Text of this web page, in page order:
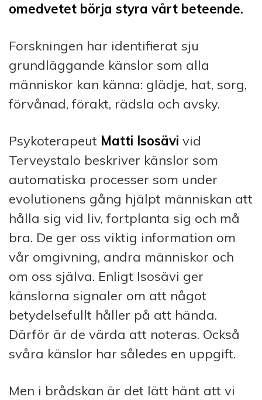
omedvetet börja styra vårt beteende.
Forskningen har identifierat sju
grundläggande känslor som alla
människor kan känna: glädje, hat, sorg,
förvånad, förakt, rädsla och avsky.
Psykoterapeut Matti Isosävi vid
Terveystalo beskriver känslor som
automatiska processer som under
evolutionens gång hjälpt människan att
hålla sig vid liv, fortplanta sig och må
bra. De ger oss viktig information om
vår omgivning, andra människor och
om oss själva. Enligt Isosävi ger
känslorna signaler om att något
betydelsefullt håller på att hända.
Därför är de värda att noteras. Också
svåra känslor har således en uppgift.
Men i brådskan är det lätt hänt att vi